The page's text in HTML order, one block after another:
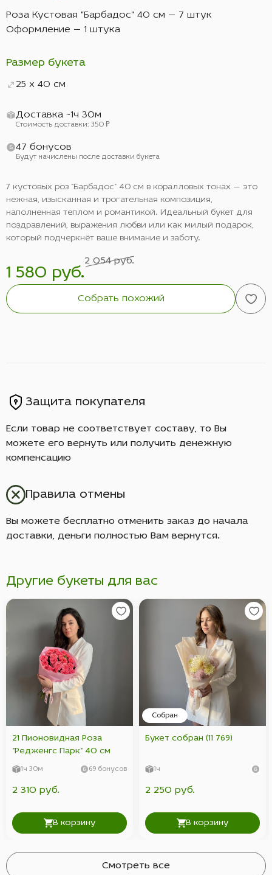
Роза Кустовая "Барбадос" 40 см — 7 штук
Оформление — 1 штука
Размер букета
25 x 40 см
Доставка ~1ч 30м
Стоимость доставки: 350 ₽
47 бонусов
Будут начислены после доставки букета
7 кустовых роз "Барбадос" 40 см в коралловых тонах — это
нежная, изысканная и трогательная композиция,
наполненная теплом и романтикой. Идеальный букет для
поздравлений, выражения любви или как милый подарок,
который подчеркнёт ваше внимание и заботу.
1 580 руб.
2 054 руб.
Собрать похожий
Защита покупателя
Если товар не соответствует составу, то Вы
можете его вернуть или получить денежную
компенсацию
Правила отмены
Вы можете бесплатно отменить заказ до начала
доставки, деньги полностью Вам вернутся.
Другие букеты для вас
21 Пионовидная Роза
"Редженгс Парк" 40 см
1ч 30м 69 бонусов
2 310 руб.
В корзину
Собран
Букет собран (11 769)
1ч
2 250 руб.
В корзину
Смотреть все